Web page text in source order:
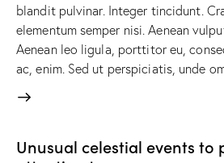
blandit pulvinar. Integer tincidunt.
elementum semper nisi. Aenean
Aenean leo ligula, porttitor eu,
ac, enim. Sed ut perspiciatis, unde
Unusual celestial events to